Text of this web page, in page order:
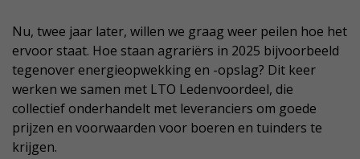
Nu, twee jaar later, willen we graag weer peilen hoe het
ervoor staat. Hoe staan agrariërs in 2025 bijvoorbeeld
tegenover energieopwekking en -opslag? Dit keer
werken we samen met LTO Ledenvoordeel, die
collectief onderhandelt met leveranciers om goede
prijzen en voorwaarden voor boeren en tuinders te
krijgen.